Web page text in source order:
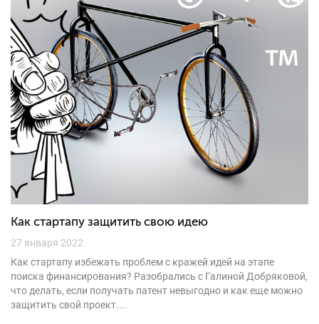
Как стартапу защитить свою идею
27 января 2022
Как стартапу избежать проблем с кражей идей на этапе
поиска финансирования? Разобрались с Галиной Добряковой,
что делать, если получать патент невыгодно и как еще можно
защитить свой проект....